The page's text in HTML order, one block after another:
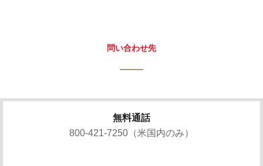
問い合わせ先
無料通話
800-421-7250（米国内のみ）